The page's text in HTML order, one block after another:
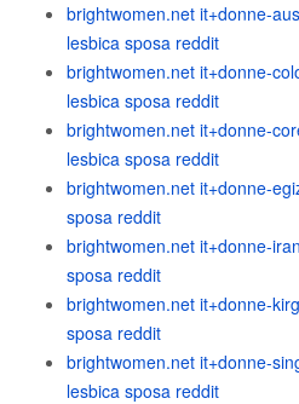
brightwomen.net it+donne-
lesbica sposa reddit
brightwomen.net it+donne-
lesbica sposa reddit
brightwomen.net it+donne-
lesbica sposa reddit
brightwomen.net it+donne-
sposa reddit
brightwomen.net it+donne-
sposa reddit
brightwomen.net it+donne-
sposa reddit
brightwomen.net it+donne-
lesbica sposa reddit